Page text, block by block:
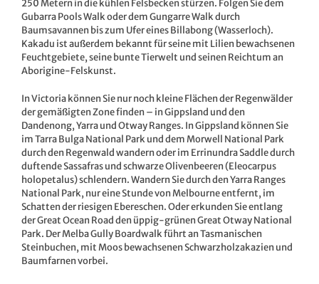
250 Metern in die kühlen Felsbecken stürzen. Folgen Sie dem
Gubarra Pools Walk oder dem Gungarre Walk durch
Baumsavannen bis zum Ufer eines Billabong (Wasserloch).
Kakadu ist außerdem bekannt für seine mit Lilien bewachsenen
Feuchtgebiete, seine bunte Tierwelt und seinen Reichtum an
Aborigine-Felskunst.
In Victoria können Sie nur noch kleine Flächen der Regenwälder
der gemäßigten Zone finden – in Gippsland und den
Dandenong, Yarra und Otway Ranges. In Gippsland können Sie
im Tarra Bulga National Park und dem Morwell National Park
durch den Regenwald wandern oder im Errinundra Saddle durch
duftende Sassafras und schwarze Olivenbeeren (Eleocarpus
holopetalus) schlendern. Wandern Sie durch den Yarra Ranges
National Park, nur eine Stunde von Melbourne entfernt, im
Schatten der riesigen Ebereschen. Oder erkunden Sie entlang
der Great Ocean Road den üppig-grünen Great Otway National
Park. Der Melba Gully Boardwalk führt an Tasmanischen
Steinbuchen, mit Moos bewachsenen Schwarzholzakazien und
Baumfarnen vorbei.